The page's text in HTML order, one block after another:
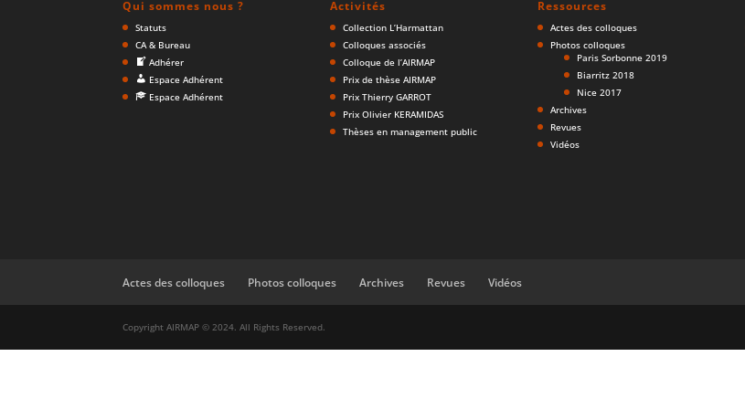
Qui sommes nous ?
Statuts
CA & Bureau
Adhérer
Espace Adhérent
Espace Adhérent
Activités
Collection L’Harmattan
Colloques associés
Colloque de l’AIRMAP
Prix de thèse AIRMAP
Prix Thierry GARROT
Prix Olivier KERAMIDAS
Thèses en management public
Ressources
Actes des colloques
Photos colloques
Paris Sorbonne 2019
Biarritz 2018
Nice 2017
Archives
Revues
Vidéos
Actes des colloques Photos colloques Archives Revues Vidéos
Copyright AIRMAP © 2024. All Rights Reserved.